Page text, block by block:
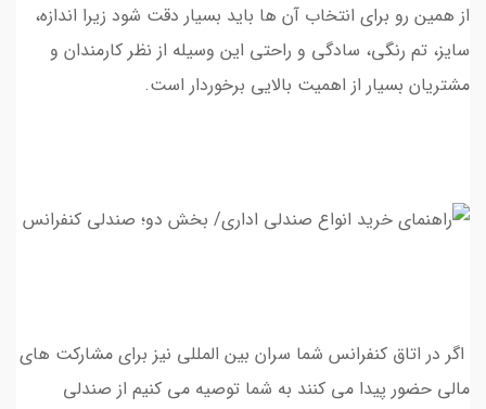
از همین رو برای انتخاب آن ها باید بسیار دقت شود زیرا اندازه،
سایز، تم رنگی، سادگی و راحتی این وسیله از نظر کارمندان و
مشتریان بسیار از اهمیت بالایی برخوردار است.
اگر در اتاق کنفرانس شما سران بین المللی نیز برای مشارکت های
مالی حضور پیدا می کنند به شما توصیه می کنیم از صندلی